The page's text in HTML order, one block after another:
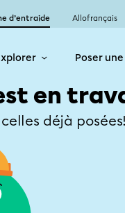
d’entraide Allofrançais
Poser
en
déjà